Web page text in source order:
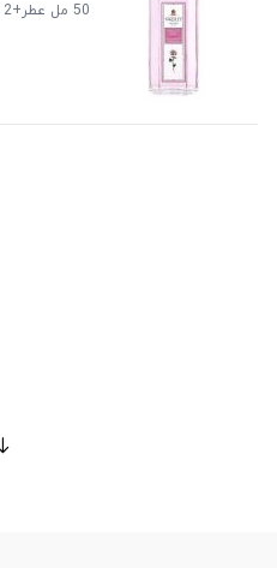
50 مل عطر
+2